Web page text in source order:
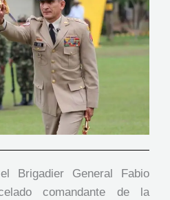
Brigadier General Fabio
comandante de la